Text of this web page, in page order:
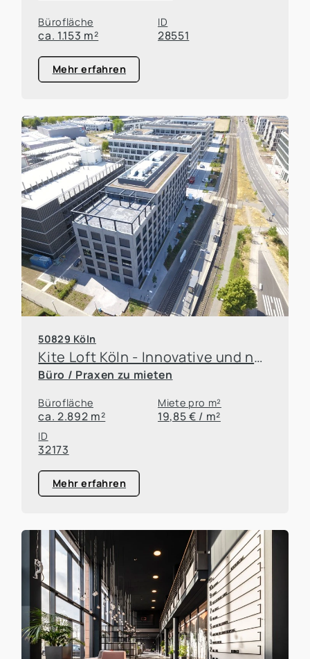
Bürofläche
ca. 1.153 m²
ID
28551
Mehr erfahren
50829 Köln
Kite Loft Köln - Innovative und neuartige Büroflächen für Ihren Standort
Büro / Praxen zu mieten
Bürofläche
ca. 2.892 m²
Miete pro m²
19,85 € / m²
ID
32173
Mehr erfahren